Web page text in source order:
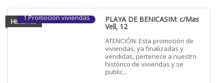
1 Promoción viviendas PLAYA DE BENICASIM: c/Mas
Vell, 12
ATENCIÓN: Esta promoción de
viviendas, ya finalizadas y
vendidas, pertenece a nuestro
histórico de viviendas y se
public...
Historico